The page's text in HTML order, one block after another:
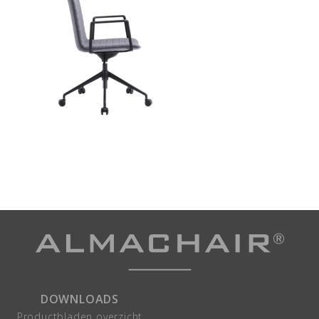
DOWNLOADS
Productbladen overzicht